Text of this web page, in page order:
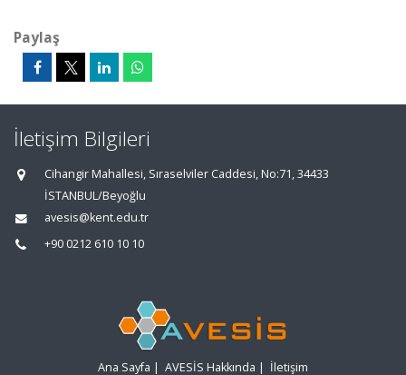
Paylaş
İletişim Bilgileri
Cihangir Mahallesi, Sıraselviler Caddesi, No:71, 34433
İSTANBUL/Beyoğlu
avesis@kent.edu.tr
+90 0212 610 10 10
Ana Sayfa | AVESİS Hakkında | İletişim